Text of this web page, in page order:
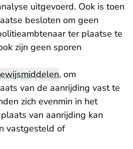
uitgevoerd. Ook is toen
besloten om geen
ter plaatse te
zijn geen sporen
, om
van de aanrijding vast te
zich evenmin in het
van aanrijding kan
vastgesteld of